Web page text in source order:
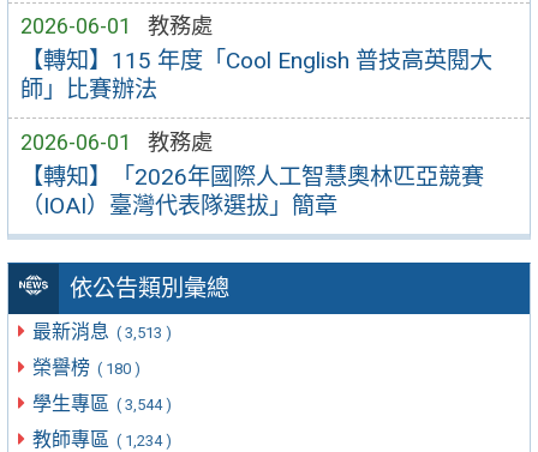
2026-06-01 教務處
【轉知】115 年度「Cool English 普技高英閱大
師」比賽辦法
2026-06-01 教務處
【轉知】「2026年國際人工智慧奧林匹亞競賽
（IOAI）臺灣代表隊選拔」簡章
依公告類別彙總
最新消息 ( 3,513 )
榮譽榜 ( 180 )
學生專區 ( 3,544 )
教師專區 ( 1,234 )